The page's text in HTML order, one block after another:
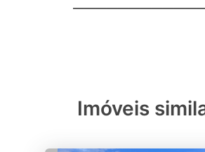
Imóveis